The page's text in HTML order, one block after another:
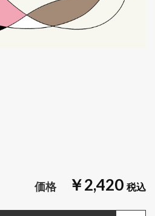
￥2,420